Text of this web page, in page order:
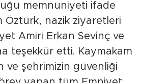
memnuniyeti ifade
Öztürk, nazik ziyaretleri
Amiri Erkan Sevinç ve
teşekkür etti. Kaymakam
ve şehrimizin güvenliği